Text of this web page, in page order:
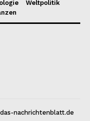
Weltpolitik
nachrichtenblatt.de